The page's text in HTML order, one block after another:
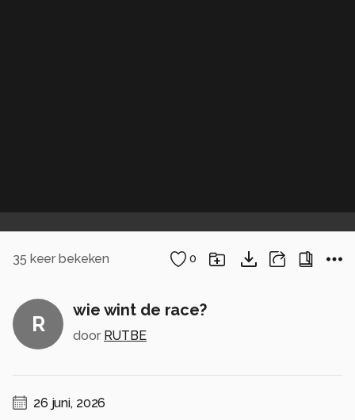
35 keer bekeken 0
R
wie wint de race?
door RUTBE
26 juni, 2026